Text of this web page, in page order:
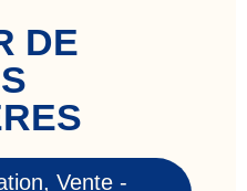
DE
Vente -